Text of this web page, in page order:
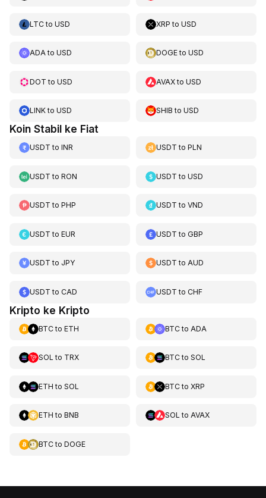
LTCto USD XRP toUSD
ADAto USD DOGEtoUSD
DOT to USD AVAXtoUSD
LINKto USD SHIB toUSD
Koin Stabil ke Fiat
USDT to INR USDT toPLN
USDT to RON USDT toUSD
USDT to PHP USDT toVND
USDT to EUR USDT toGBP
USDT to JPY USDT toAUD
USDT to CAD USDT toCHF
Kripto ke Kripto
BTCto ETH BTCto ADA
SOL to TRX BTCto SOL
ETH to SOL BTCto XRP
ETH to BNB SOL to AVAX
BTCto DOGE